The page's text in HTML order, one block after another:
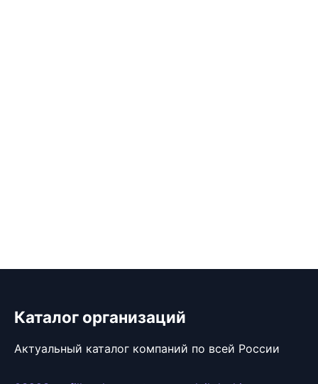
Каталог организаций
Актуальный каталог компаний по всей России